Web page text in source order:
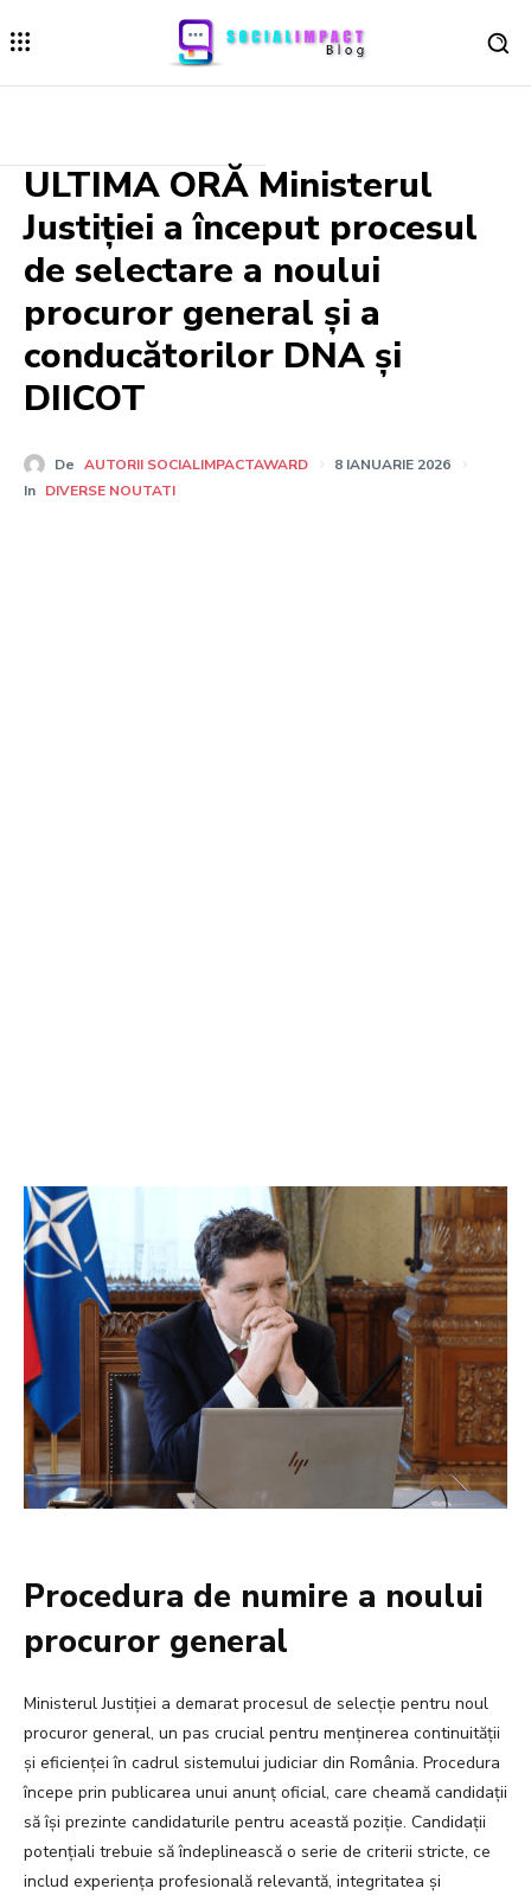
ULTIMA ORĂ Ministerul
Justiției a început procesul
de selectare a noului
procuror general și a
conducătorilor DNA și
DIICOT
De AUTORII SOCIALIMPACTAWARD
8 IANUARIE 2026
In DIVERSE NOUTATI
Procedura de numire a noului
procuror general
Ministerul Justiției a demarat procesul de selecție pentru noul
procuror general, un pas crucial pentru menținerea continuității
și eficienței în cadrul sistemului judiciar din România. Procedura
începe prin publicarea unui anunț oficial, care cheamă candidații
să își prezinte candidaturile pentru această poziție. Candidații
potențiali trebuie să îndeplinească o serie de criterii stricte, ce
includ experiența profesională relevantă, integritatea și